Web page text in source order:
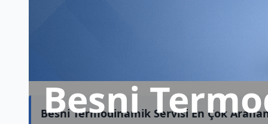
Besni
Besni Termodinamik Servisi En Çok